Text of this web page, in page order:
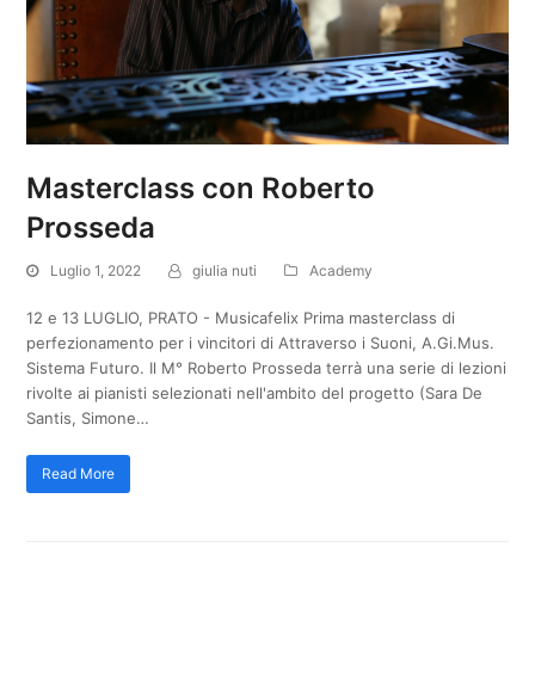
Masterclass con Roberto
Prosseda
Luglio 1, 2022 giulia nuti Academy
12 e 13 LUGLIO, PRATO - Musicafelix Prima masterclass di
perfezionamento per i vincitori di Attraverso i Suoni, A.Gi.Mus.
Sistema Futuro. Il M° Roberto Prosseda terrà una serie di lezioni
rivolte ai pianisti selezionati nell'ambito del progetto (Sara De
Santis, Simone…
Read More